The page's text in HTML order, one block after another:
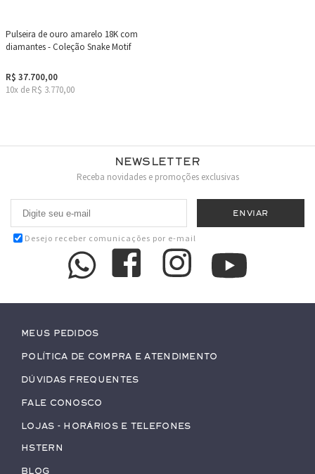
Pulseira de ouro amarelo 18K com
diamantes - Coleção Snake Motif
R$ 37.700,00
10x de R$ 3.770,00
Newsletter
Receba novidades e promoções exclusivas
Desejo receber comunicações por e-mail
Meus pedidos
Política de Compra e Atendimento
Dúvidas Frequentes
Fale conosco
Lojas - Horários e Telefones
HStern
Blog